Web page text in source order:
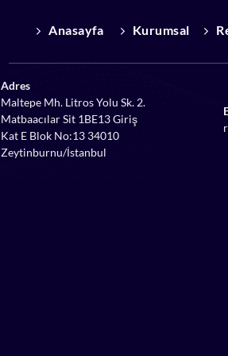
Anasayfa Kurumsal
Adres
Maltepe Mh. Litros Yolu Sk. 2.
Matbaacılar Sit 1BE13 Giriş
Kat E Blok No:13 34010
Zeytinburnu/İstanbul